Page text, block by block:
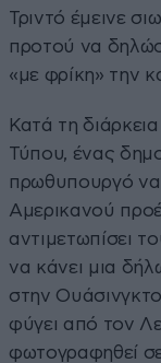
Τριντό έμεινε
προτού να
«με φρίκη» την
Κατά τη
Τύπου, ένας
πρωθυπουργό να
Αμερικανού
αντιμετωπίσει
να κάνει μια
στην
φύγει από τον
φωτογραφηθεί